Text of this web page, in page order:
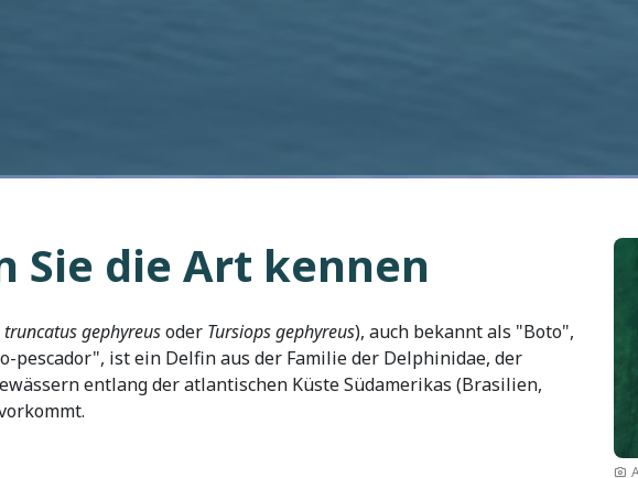
Sie die Art kennen
truncatus gephyreusoder Tursiops gephyreus), auch bekannt als "Boto",
pescador", ist ein Delfin aus der Familie der Delphinidae, der
entlang der atlantischen Küste Südamerikas (Brasilien,